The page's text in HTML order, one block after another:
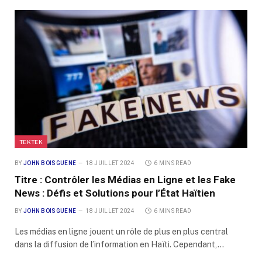
TEKTEK
BY JOHN BOISGUENE 18 JUILLET 2024 6 MINS READ
Titre : Contrôler les Médias en Ligne et les Fake
News : Défis et Solutions pour l’État Haïtien
BY JOHN BOISGUENE 18 JUILLET 2024 6 MINS READ
Les médias en ligne jouent un rôle de plus en plus central
dans la diffusion de l’information en Haïti. Cependant,…